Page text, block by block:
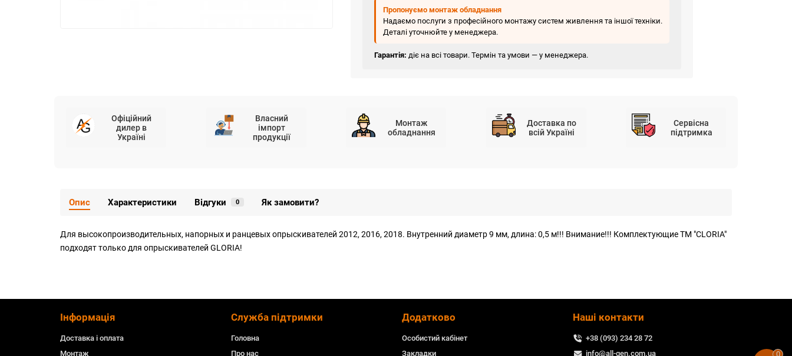
Пропонуємо монтаж обладнання
Надаємо послуги з професійного монтажу систем живлення та іншої техніки.
Деталі уточнюйте у менеджера.
Гарантія: діє на всі товари. Термін та умови — у менеджера.
Офіційний
дилер в
Україні
Власний
імпорт
продукції
Монтаж
обладнання
Доставка по
всій Україні
Сервісна
підтримка
Опис Характеристики Відгуки 0 Як замовити?
Для высокопроизводительных, напорных и ранцевых опрыскивателей 2012, 2016, 2018. Внутренний диаметр 9 мм, длина: 0,5 м!!! Внимание!!! Комплектующие ТМ "CLORIA"
подходят только для опрыскивателей GLORIA!
Інформація
Доставка і оплата
Монтаж
Служба підтримки
Головна
Про нас
Додатково
Особистий кабінет
Закладки
Наші контакти
+38 (093) 234 28 72
info@all-gen.com.ua
0